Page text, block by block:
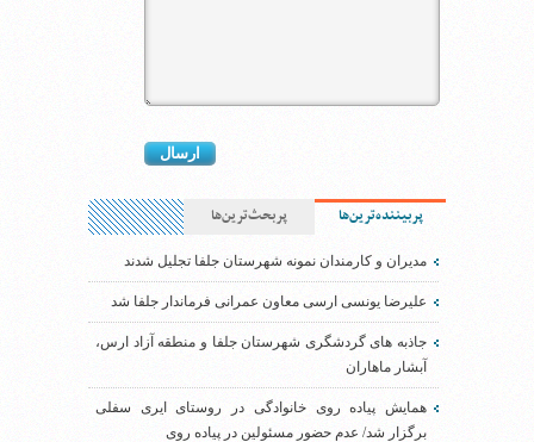
پربیننده‌ترین‌ها پربحث‌ترین‌ها
مدیران و کارمندان نمونه شهرستان جلفا تجلیل شدند
علیرضا یونسی ارسی معاون عمرانی فرماندار جلفا شد
جاذبه های گردشگری شهرستان جلفا و منطقه آزاد ارس،
آبشار ماهاران
همایش پیاده روی خانوادگی در روستای ایری سفلی
برگزار شد/ عدم حضور مسئولین در پیاده روی